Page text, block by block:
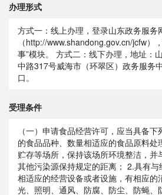
办理形式
方式一：线上办理，登录山东政务服务
（http://www.shandong.gov.cn/jcfw）
事”模块。 方式二：线下办理，地址：
中路317号威海市（环翠区）政务服务
口。
受理条件
（一）申请食品经营许可，应当具备
的食品品种、数量相适应的食品原料处
贮存等场所，保持该场所环境整洁，并
其他污染源保持规定的距离； 2.具有
相适应的经营设备或者设施，有相应的
光、照明、通风、防腐、防尘、防蝇、